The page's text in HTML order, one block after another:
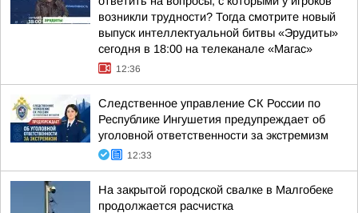
возникли трудности? Тогда смотрите новый
выпуск интеллектуальной битвы «Эрудиты»
сегодня в 18:00 на телеканале «Магас»
12:36
Следственное управление СК России по
Республике Ингушетия предупреждает об
уголовной ответственности за экстремизм
12:33
На закрытой городской свалке в Малгобеке
продолжается расчистка